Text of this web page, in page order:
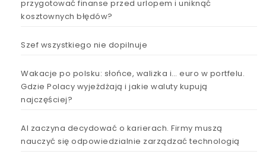
przygotować finanse przed urlopem i uniknąć
kosztownych błędów?
Szef wszystkiego nie dopilnuje
Wakacje po polsku: słońce, walizka i… euro w portfelu.
Gdzie Polacy wyjeżdżają i jakie waluty kupują
najczęściej?
AI zaczyna decydować o karierach. Firmy muszą
nauczyć się odpowiedzialnie zarządzać technologią